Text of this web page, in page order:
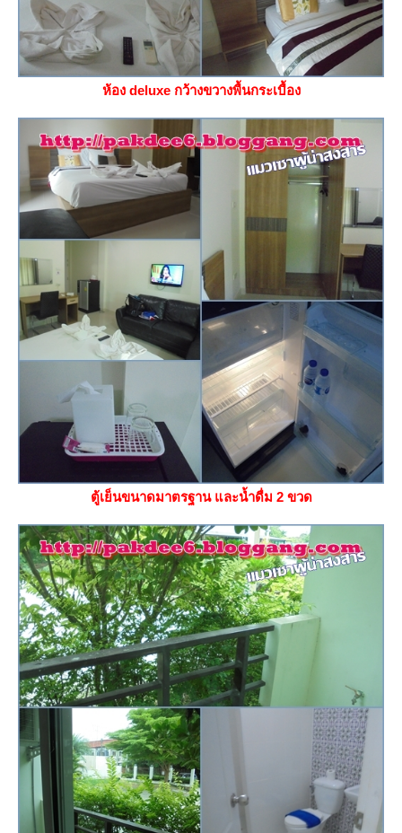
ห้อง deluxe กว้างขวางพื้นกระเบื้อง
ตู้เย็นขนาดมาตรฐาน และน้ำดื่ม 2 ขวด